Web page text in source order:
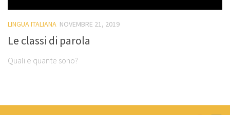
LINGUA ITALIANA NOVEMBRE 21, 2019
Le classi di parola
Quali e quante sono?